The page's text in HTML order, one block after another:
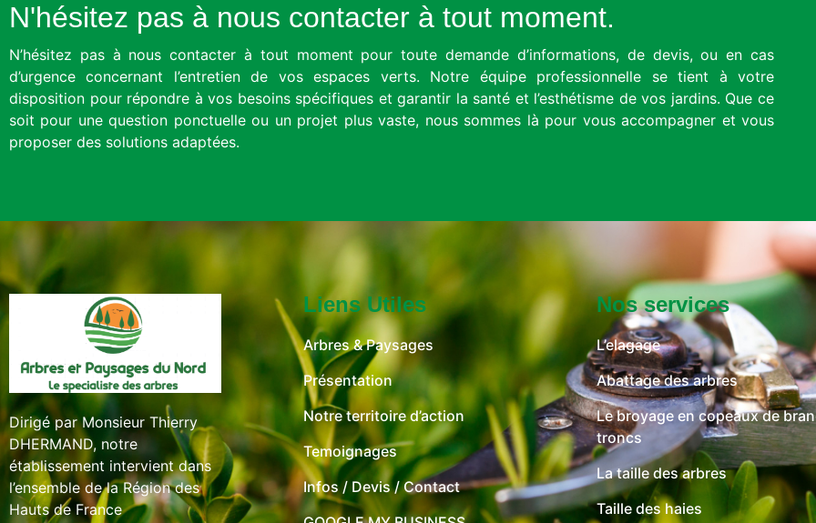
N'hésitez pas à nous contacter à tout moment.
N’hésitez pas à nous contacter à tout moment pour toute demande d’informations, de devis, ou en cas
d’urgence concernant l’entretien de vos espaces verts. Notre équipe professionnelle se tient à votre
disposition pour répondre à vos besoins spécifiques et garantir la santé et l’esthétisme de vos jardins. Que ce
soit pour une question ponctuelle ou un projet plus vaste, nous sommes là pour vous accompagner et vous
proposer des solutions adaptées.
Dirigé par Monsieur Thierry
DHERMAND, notre
établissement intervient dans
l’ensemble de la Région des
Hauts de France
Liens Utiles
Arbres & Paysages
Présentation
Notre territoire d’action
Temoignages
Infos / Devis / Contact
Nos services
L’elagage
Abattage des arbres
Le broyage en copeaux de
troncs
La taille des arbres
Taille des haies